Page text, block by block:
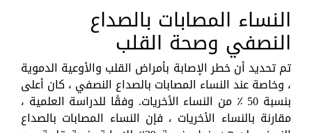
النساء المصابات بالصداع
النصفي وصحة القلب
تم تحديد أن خطر الإصابة بأمراض القلب والأوعية الدموية
، وخاصة عند النساء المصابات بالصداع النصفي ، كان أعلى
بنسبة 50 ٪ من النساء الأخريات. وفقًا للدراسة العلمية ،
مقارنة بالنساء الأخريات ، فإن النساء المصابات بالصداع